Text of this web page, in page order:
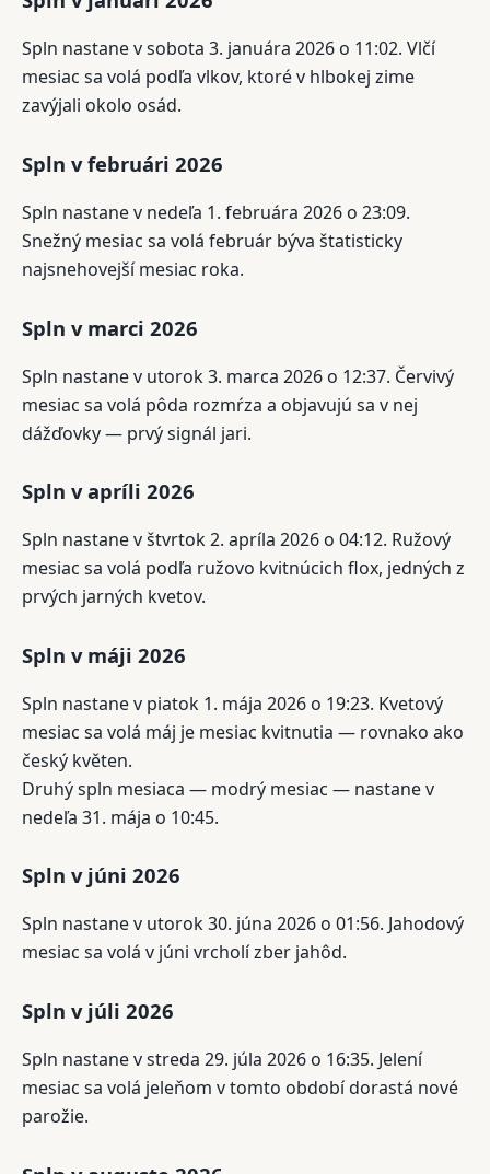
Spln nastane v sobota 3. januára 2026 o 11:02. Vlčí
mesiac sa volá podľa vlkov, ktoré v hlbokej zime
zavýjali okolo osád.
Spln v februári 2026
Spln nastane v nedeľa 1. februára 2026 o 23:09.
Snežný mesiac sa volá február býva štatisticky
najsnehovejší mesiac roka.
Spln v marci 2026
Spln nastane v utorok 3. marca 2026 o 12:37. Červivý
mesiac sa volá pôda rozmŕza a objavujú sa v nej
dážďovky — prvý signál jari.
Spln v apríli 2026
Spln nastane v štvrtok 2. apríla 2026 o 04:12. Ružový
mesiac sa volá podľa ružovo kvitnúcich flox, jedných z
prvých jarných kvetov.
Spln v máji 2026
Spln nastane v piatok 1. mája 2026 o 19:23. Kvetový
mesiac sa volá máj je mesiac kvitnutia — rovnako ako
český květen.
Druhý spln mesiaca — modrý mesiac — nastane v
nedeľa 31. mája o 10:45.
Spln v júni 2026
Spln nastane v utorok 30. júna 2026 o 01:56. Jahodový
mesiac sa volá v júni vrcholí zber jahôd.
Spln v júli 2026
Spln nastane v streda 29. júla 2026 o 16:35. Jelení
mesiac sa volá jeleňom v tomto období dorastá nové
parožie.